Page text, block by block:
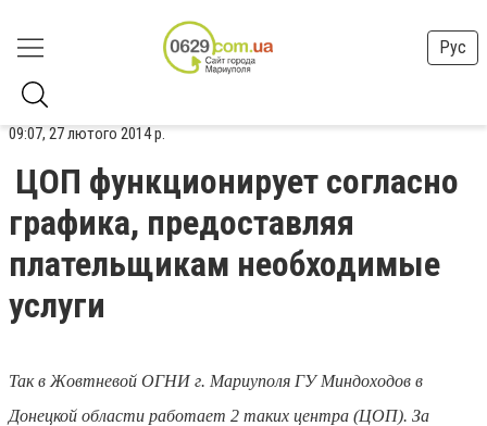
Рус
09:07, 27 лютого 2014 р.
ЦОП функционирует согласно
графика, предоставляя
плательщикам необходимые
услуги
Так в Жовтневой ОГНИ г. Мариуполя ГУ Миндоходов в
Донецкой области работает 2 таких центра (ЦОП). За